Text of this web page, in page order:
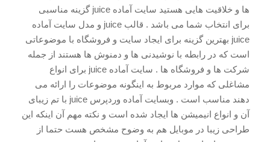
ها و خلاقیت هایی هستید سایت آماده juice گزینه مناسبی
برای انتخاب شما می باشد . قالب juice و مدل سایت آماده
juice بهترین گزینه برای ایجاد سایت و فروشگاه با موضوعاتی
است که در رابطه با نوشیدنی ها و دمنوش ها هستند از جمله
شرکت ها و فروشگاه ها . سایت آماده juice برای انواع
مشاغلی که موارد مربوط به اینگونه موضوعات را ارائه می
دهند مناسب است . وبسایت آماده وردپرس juice با تم زیبای
آن و انواع انیمیشن ها ایجاد شده است و نکته مهم آن اینکه این
طراحی زیبا در موبایل هم به وضوح مشخص هست حتما از